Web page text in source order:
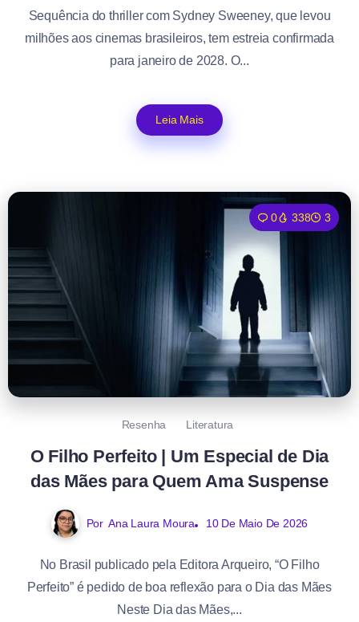
Sequência do thriller com Sydney Sweeney, que levou
milhões aos cinemas brasileiros, tem estreia confirmada
para janeiro de 2028. O...
Leia Mais
0 338 3
Resenha Literatura
O Filho Perfeito | Um Especial de Dia
das Mães para Quem Ama Suspense
Por Ana Laura Moura 10 De Maio De 2026
No Brasil publicado pela Editora Arqueiro, “O Filho
Perfeito” é pedido de boa reflexão para o Dia das Mães
Neste Dia das Mães,...